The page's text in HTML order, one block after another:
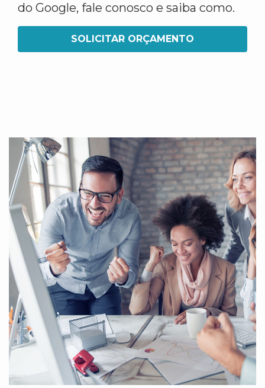
do Google, fale conosco e saiba como.
SOLICITAR ORÇAMENTO